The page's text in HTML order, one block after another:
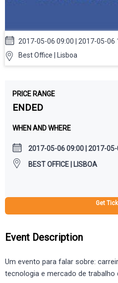
2017-05-06 09:00 | 2017-05-06
Best Office | Lisboa
PRICE RANGE
ENDED
WHEN AND WHERE
2017-05-06 09:00 | 2017-
BEST OFFICE | LISBOA
Get
Event Description
Um evento para falar sobre:
tecnologia e mercado de trabalho